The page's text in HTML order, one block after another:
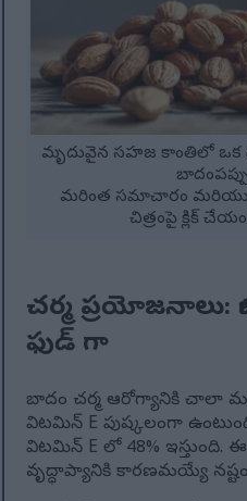
మృదువైన సహజ కాంతిలో ఒక
మరింత సమాచారం మరియు
చిత్రంపై క్లిక్
చర్మ ప్రయోజనాలు:
ఫుడ్ గా
బాదం చర్మ ఆరోగ్యానికి చాలా
విటమిన్ E పుష్కలంగా
విటమిన్ E లో 48% ఇస్తుంది.
వృద్ధాప్యానికి కారణమయ్యే నష్టం